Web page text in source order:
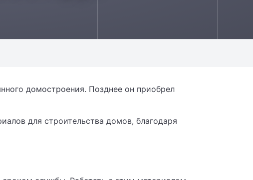
домостроения. Позднее он приобрел
для строительства домов, благодаря